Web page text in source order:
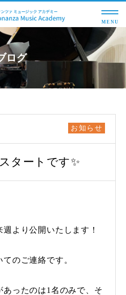
MENU
ログ
お知らせ
タートです✨
より公開いたします！
のご連絡です。
ったのは1名のみで、そ